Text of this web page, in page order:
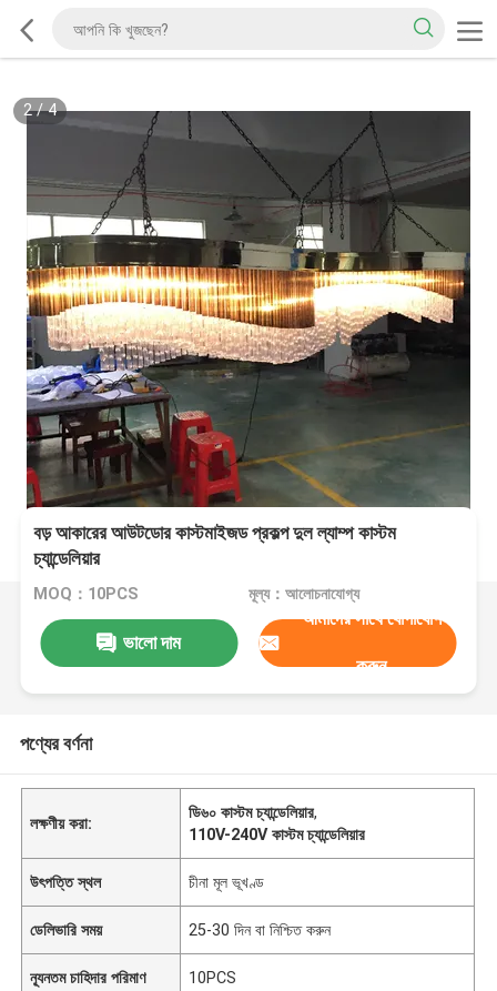
2/4
বড় আকারের আউটডোর কাস্টমাইজড প্রকল্প দুল ল্যাম্প কাস্টম
চ্যান্ডেলিয়ার
MOQ：10PCS মূল্য：আলোচনাযোগ্য
ভালো দাম
আমাদের সাথে যোগাযোগ
করুন
পণ্যের বর্ণনা
লক্ষণীয় করা:
ডি৬০ কাস্টম চ্যান্ডেলিয়ার,
110V-240V কাস্টম চ্যান্ডেলিয়ার
উৎপত্তি স্থল চীনা মূল ভূখণ্ড
ডেলিভারি সময় 25-30 দিন বা নিশ্চিত করুন
ন্যূনতম চাহিদার পরিমাণ 10PCS